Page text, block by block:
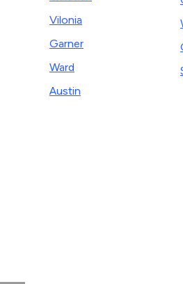
Vilonia
Garner
Ward
Austin